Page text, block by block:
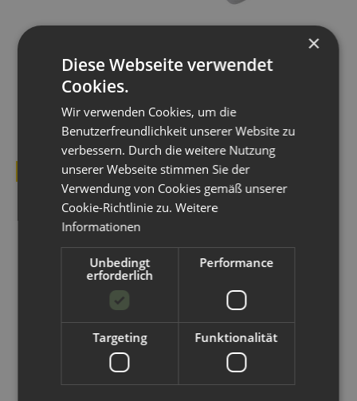
Avo+Cado Nasstasche mit
10,90 €*
Avo+Cado Fleecy Liner 10
BESTSELLER
Avo+Cado Pail Liner
15,90 €*
BESTSELLER
Avo+Cado Flanell
Waschlappen mit Frottee -
12 Stück
10,99 €
×
Diese Webseite verwendet
Cookies.
Wir verwenden Cookies, um die
Benutzerfreundlichkeit unserer Website zu
verbessern. Durch die weitere Nutzung
unserer Webseite stimmen Sie der
Verwendung von Cookies gemäß unserer
Cookie-Richtlinie zu.Weitere
Informationen
Unbedingt
erforderlich
Performance
Targeting Funktionalität